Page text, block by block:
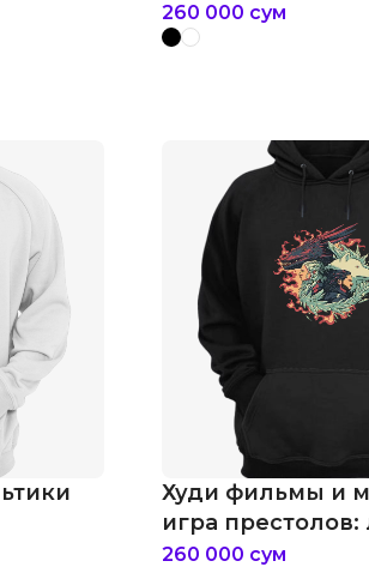
260 000 сум
Худи фильмы и
игра престолов:
пламень
260 000 сум